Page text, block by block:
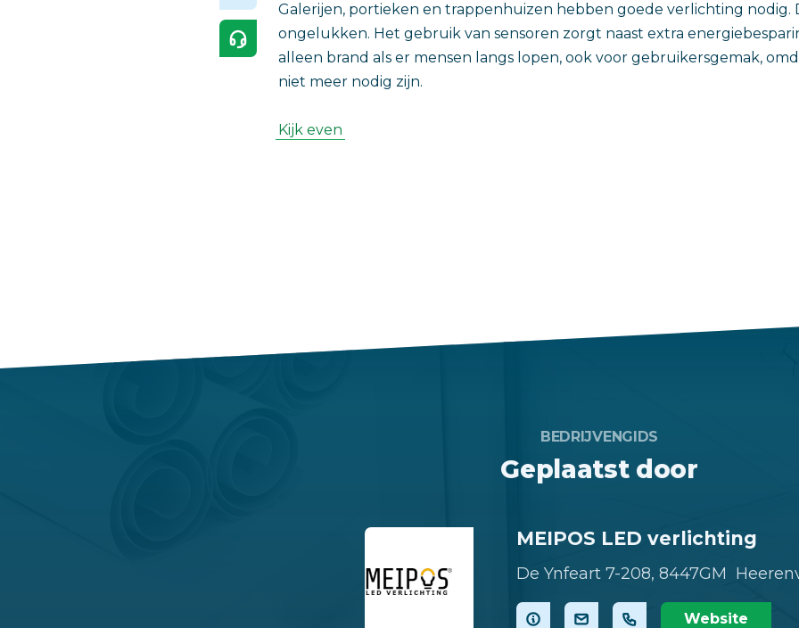
Galerijen, portieken en trappenhuizen hebben goede verlichting nodig.
ongelukken. Het gebruik van sensoren zorgt naast extra
alleen brand als er mensen langs lopen, ook voor gebruikersgemak,
niet meer nodig zijn.
Kijk even
BEDRIJVENGIDS
Geplaatst door
MEIPOS LED verlichting
De Ynfeart 7-208, 8447GM
Website